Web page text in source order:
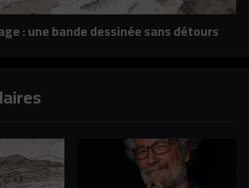
: une bande dessinée sans détours